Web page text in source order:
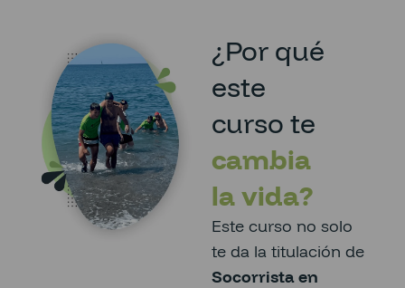
¿Por qué
este
curso te
cambia
la vida?
Este curso no solo
te da la titulación de
Socorrista en